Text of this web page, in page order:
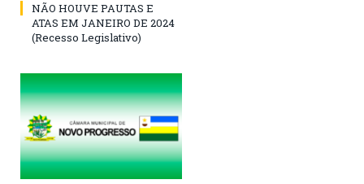
NÃO HOUVE PAUTAS E
ATAS EM JANEIRO DE 2024
(Recesso Legislativo)